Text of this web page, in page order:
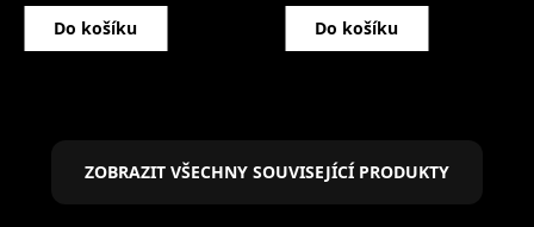
Do košíku Do košíku
ZOBRAZIT VŠECHNY SOUVISEJÍCÍ PRODUKTY